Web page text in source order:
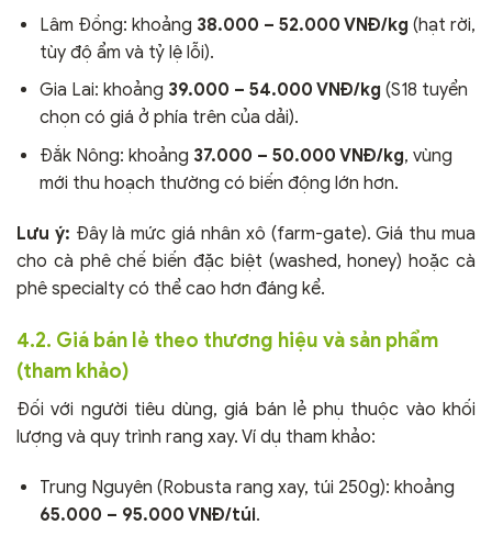
Lâm Đồng: khoảng 38.000 – 52.000 VNĐ/kg (hạt rời,
tùy độ ẩm và tỷ lệ lỗi).
Gia Lai: khoảng 39.000 – 54.000 VNĐ/kg (S18 tuyển
chọn có giá ở phía trên của dải).
Đắk Nông: khoảng 37.000 – 50.000 VNĐ/kg, vùng
mới thu hoạch thường có biến động lớn hơn.
Lưu ý: Đây là mức giá nhân xô (farm-gate). Giá thu mua
cho cà phê chế biến đặc biệt (washed, honey) hoặc cà
phê specialty có thể cao hơn đáng kể.
4.2. Giá bán lẻ theo thương hiệu và sản phẩm
(tham khảo)
Đối với người tiêu dùng, giá bán lẻ phụ thuộc vào khối
lượng và quy trình rang xay. Ví dụ tham khảo:
Trung Nguyên (Robusta rang xay, túi 250g): khoảng
65.000 – 95.000 VNĐ/túi.